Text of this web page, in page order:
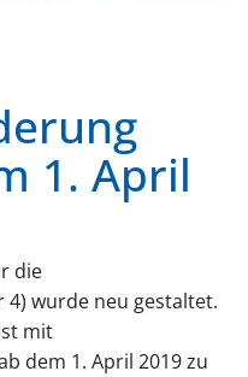
1. April
die
wurde neu gestaltet.
mit
dem 1. April 2019 zu